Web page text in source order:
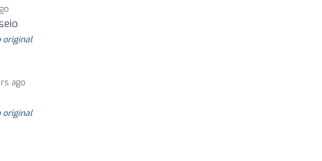
original
ago
original